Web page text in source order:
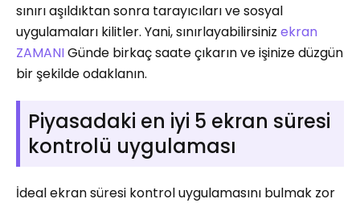
sınırı aşıldıktan sonra tarayıcıları ve sosyal
uygulamaları kilitler. Yani, sınırlayabilirsiniz ekran
ZAMANIGünde birkaç saate çıkarın ve işinize düzgün
bir şekilde odaklanın.
Piyasadaki en iyi 5 ekran süresi
kontrolü uygulaması
İdeal ekran süresi kontrol uygulamasını bulmak zor